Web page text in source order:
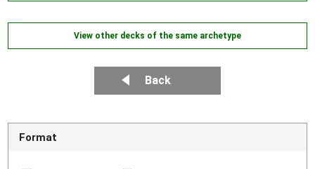
View other decks of the same archetype
Back
Format